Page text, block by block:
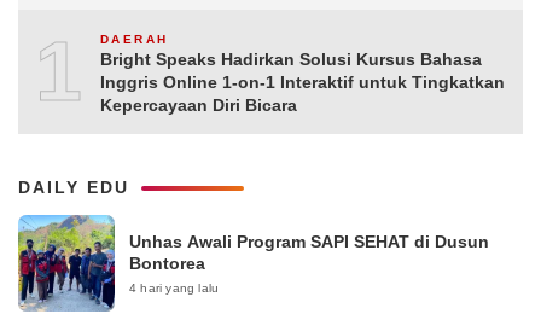
10DAERAH
Bright Speaks Hadirkan Solusi Kursus Bahasa
Inggris Online 1-on-1 Interaktif untuk Tingkatkan
Kepercayaan Diri Bicara
DAILY EDU
Unhas Awali Program SAPI SEHAT di Dusun
Bontorea
4 hari yang lalu